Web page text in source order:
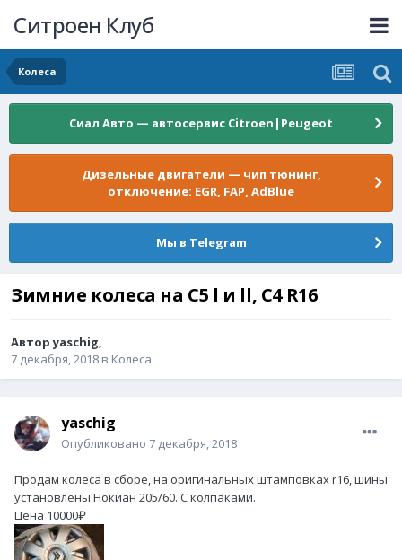
Ситроен Клуб
Колеса
Сиал Авто — автосервис Citroen|Peugeot
Дизельные двигатели — чип тюнинг,
отключение: EGR, FAP, AdBlue
Мы в Telegram
Зимние колеса на С5 l и ll, C4 R16
Авторyaschig,
7 декабря, 2018 в Колеса
yaschig
Опубликовано 7 декабря, 2018
Продам колеса в сборе, на оригинальных штамповках r16, шины
установлены Нокиан 205/60. С колпаками.
Цена 10000₽